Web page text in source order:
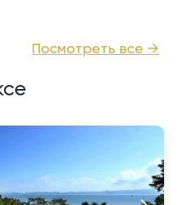
Посмотреть все →